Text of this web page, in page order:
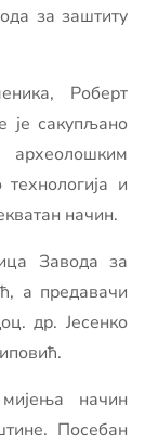
за заштиту
Роберт
је сакупљано
и
начин.
Завода за
а предавачи
др. Јесенко
начин
Посебан